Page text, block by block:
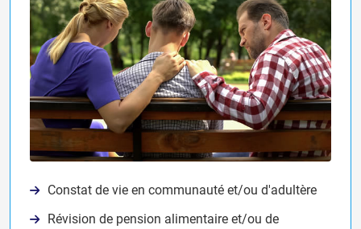
Constat de vie en communauté et/ou d'adultère
Révision de pension alimentaire et/ou de